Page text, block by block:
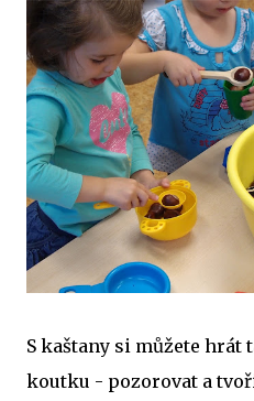
S kaštany si můžete hrát
koutku - pozorovat a